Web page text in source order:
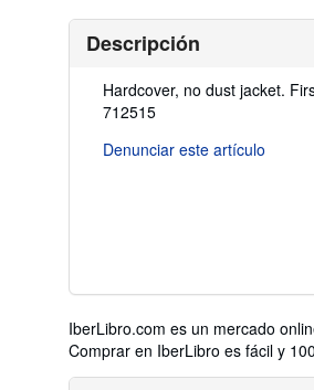
Descripción
Descripción:
Hardcover, no dust jacket.
712515
Denunciar este artículo
IberLibro.com es un mercado
Comprar en IberLibro es fácil y